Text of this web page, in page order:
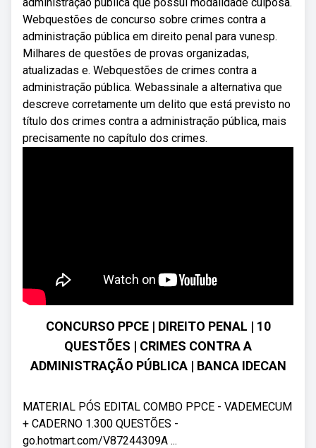
Webquestões de concurso sobre crimes contra a
administração pública em direito penal para vunesp.
Milhares de questões de provas organizadas,
atualizadas e. Webquestões de crimes contra a
administração pública. Webassinale a alternativa que
descreve corretamente um delito que está previsto no
título dos crimes contra a administração pública, mais
precisamente no capítulo dos crimes.
CONCURSO PPCE | DIREITO PENAL | 10
QUESTÕES | CRIMES CONTRA A
ADMINISTRAÇÃO PÚBLICA | BANCA IDECAN
MATERIAL PÓS EDITAL COMBO PPCE - VADEMECUM
+ CADERNO 1.300 QUESTÕES -
go.hotmart.com/V87244309A ...